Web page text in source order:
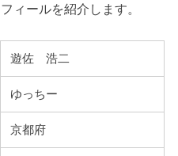
ィールを紹介します。
遊佐 浩二
ゆっちー
京都府